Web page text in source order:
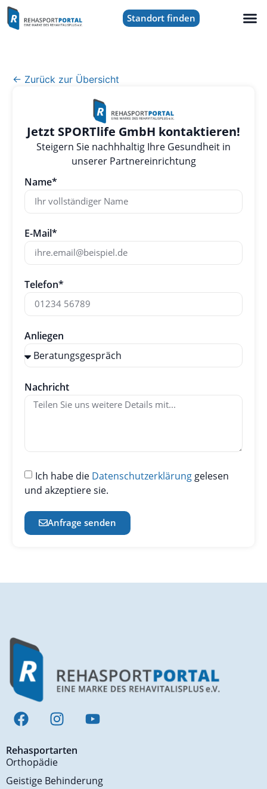
Standort finden
← Zurück zur Übersicht
Jetzt SPORTlife GmbH kontaktieren!
Steigern Sie nachhhaltig Ihre Gesundheit in
unserer Partnereinrichtung
Name*
E-Mail*
Telefon*
Anliegen
Nachricht
Ich habe die Datenschutzerklärung gelesen
und akzeptiere sie.
Anfrage senden
Rehasportarten
Orthopädie
Geistige Behinderung